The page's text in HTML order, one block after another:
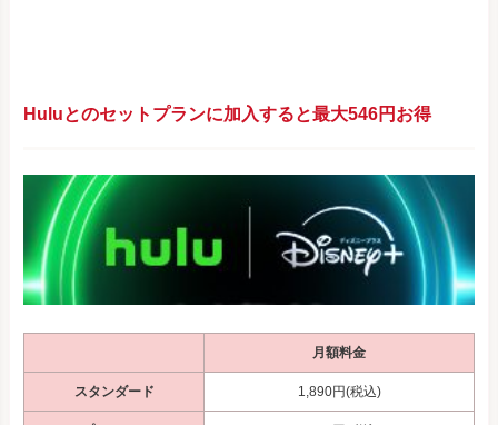
Huluとのセットプランに加入すると最大546円お得
月額料金
スタンダード 1,890円(税込)